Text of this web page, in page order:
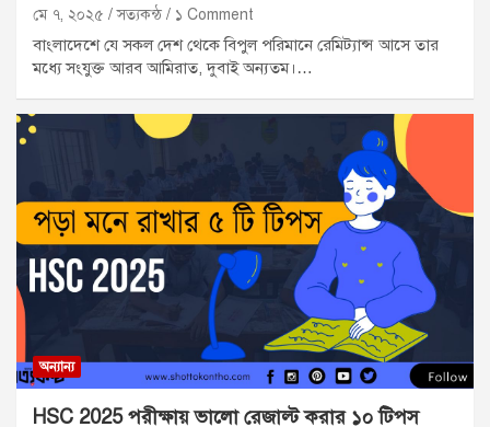
মে ৭, ২০২৫ সত্যকন্ঠ ১ Comment
বাংলাদেশে যে সকল দেশ থেকে বিপুল পরিমানে রেমিট্যান্স আসে তার
মধ্যে সংযুক্ত আরব আমিরাত, দুবাই অন্যতম।…
অন্যান্য
HSC 2025 পরীক্ষায় ভালো রেজাল্ট করার ১০ টিপস